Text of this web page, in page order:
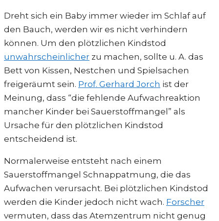
Dreht sich ein Baby immer wieder im Schlaf auf
den Bauch, werden wir es nicht verhindern
können. Um den plötzlichen Kindstod
unwahrscheinlicher zu machen, sollte u. A. das
Bett von Kissen, Nestchen und Spielsachen
freigeräumt sein. Prof. Gerhard Jorch ist der
Meinung, dass “die fehlende Aufwachreaktion
mancher Kinder bei Sauerstoffmangel” als
Ursache für den plötzlichen Kindstod
entscheidend ist.
Normalerweise entsteht nach einem
Sauerstoffmangel Schnappatmung, die das
Aufwachen verursacht. Bei plötzlichen Kindstod
werden die Kinder jedoch nicht wach. Forscher
vermuten, dass das Atemzentrum nicht genug